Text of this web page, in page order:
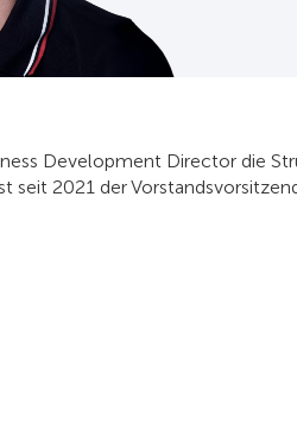
Development Director die
seit 2021 der